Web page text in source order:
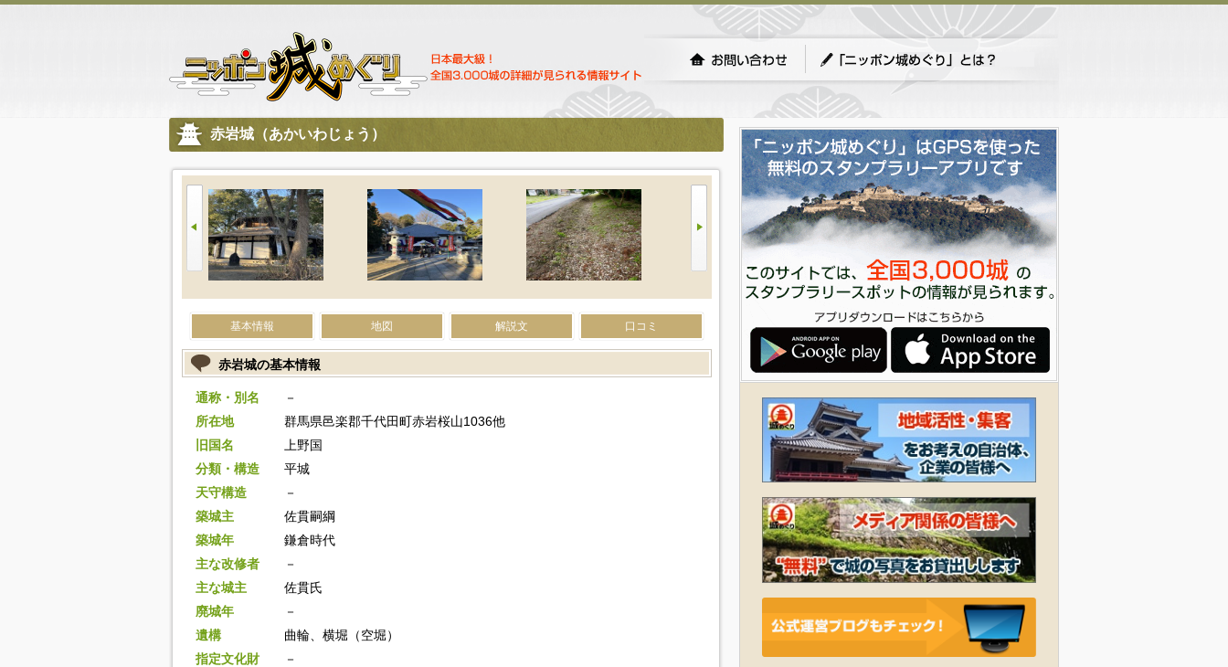
赤岩城（あかいわじょう）
基本情報 地図 解説文 口コミ
赤岩城の基本情報
通称・別名
－
所在地
群馬県邑楽郡千代田町赤岩桜山1036他
旧国名
上野国
分類・構造
平城
天守構造
－
築城主
佐貫嗣綱
築城年
鎌倉時代
主な改修者
－
主な城主
佐貫氏
廃城年
－
遺構
曲輪、横堀（空堀）
指定文化財
－